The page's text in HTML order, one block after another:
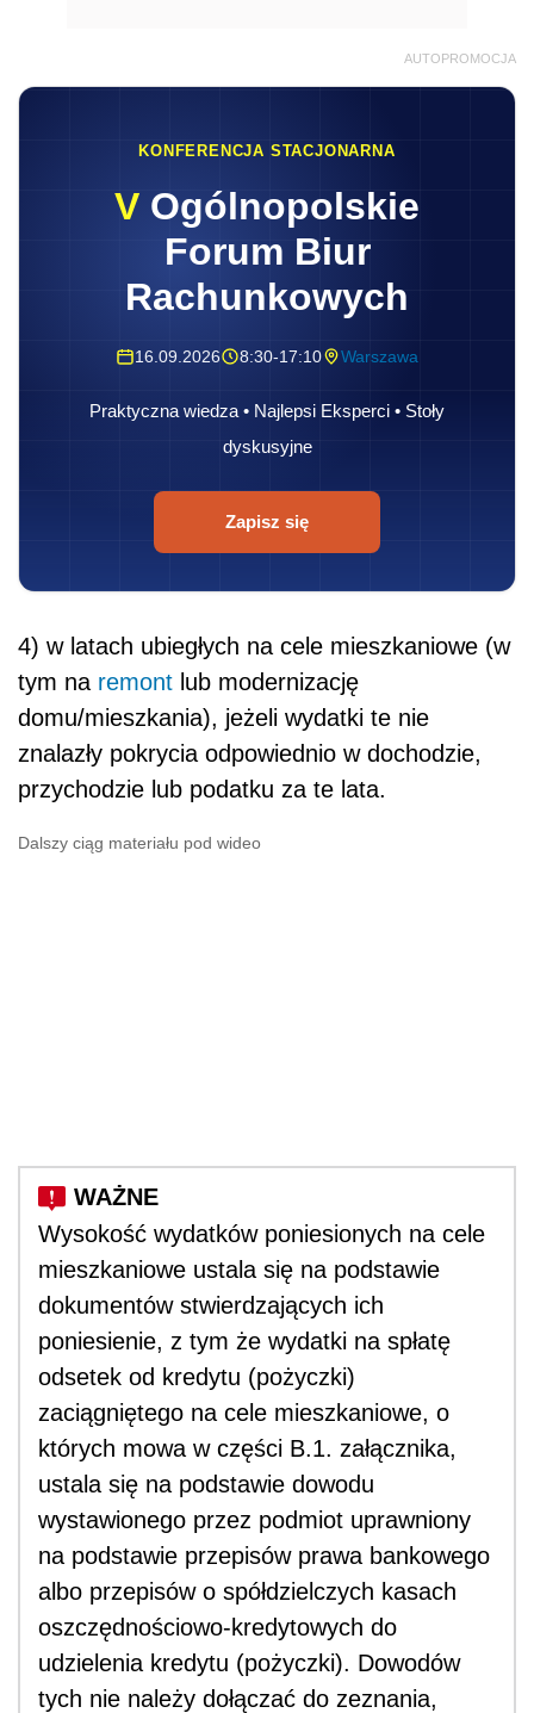
AUTOPROMOCJA
KONFERENCJA STACJONARNA
V Ogólnopolskie
Forum Biur
Rachunkowych
16.09.2026 8:30-17:10 Warszawa
Praktyczna wiedza • Najlepsi Eksperci • Stoły
dyskusyjne
Zapisz się
4) w latach ubiegłych na cele mieszkaniowe (w
tym na remont lub modernizację
domu/mieszkania), jeżeli wydatki te nie
znalazły pokrycia odpowiednio w dochodzie,
przychodzie lub podatku za te lata.
Dalszy ciąg materiału pod wideo
Wysokość wydatków poniesionych na cele
mieszkaniowe ustala się na podstawie
dokumentów stwierdzających ich
poniesienie, z tym że wydatki na spłatę
odsetek od kredytu (pożyczki)
zaciągniętego na cele mieszkaniowe, o
których mowa w części B.1. załącznika,
ustala się na podstawie dowodu
wystawionego przez podmiot uprawniony
na podstawie przepisów prawa bankowego
albo przepisów o spółdzielczych kasach
oszczędnościowo-kredytowych do
udzielenia kredytu (pożyczki). Dowodów
tych nie należy dołączać do zeznania,